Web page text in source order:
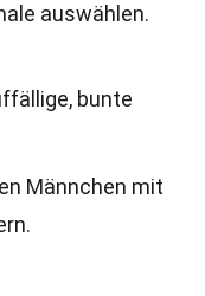
auswählen.
bunte
Männchen mit